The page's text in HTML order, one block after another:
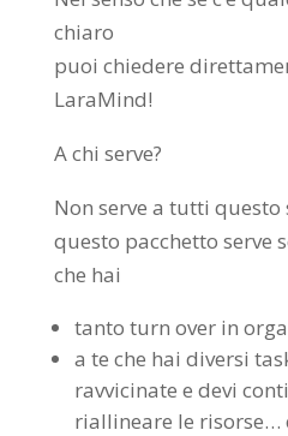
chiaro
puoi chiedere
LaraMind!
A chi serve?
Non serve a tutti
questo pacchetto serve
che hai
tanto turn over in
a te che hai diversi
ravvicinate e devi
riallineare le risorse…